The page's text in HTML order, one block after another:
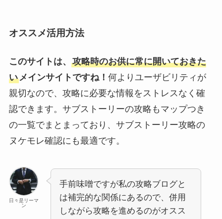
オススメ活用方法
このサイトは、 攻略時のお供に常に開いておきた
いメインサイトですね！ 何よりユーザビリティが
親切なので、攻略に必要な情報をストレスなく確
認できます。サブストーリーの攻略もマップつき
の一覧でまとまっており、サブストーリー攻略の
ヌケモレ確認にも最適です。
日々是リーマ
ン
手前味噌ですが私の攻略ブログと
は補完的な関係にあるので、併用
しながら攻略を進めるのがオスス